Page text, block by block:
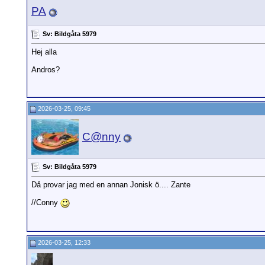
PA
Sv: Bildgåta 5979
Hej alla
Andros?
2026-03-25, 09:45
C@nny
Sv: Bildgåta 5979
Då provar jag med en annan Jonisk ö.... Zante
//Conny
2026-03-25, 12:33